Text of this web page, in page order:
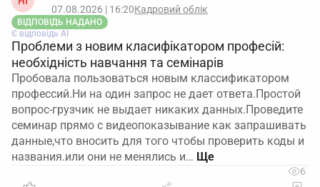
07.08.2026 | 16:20Кадровий облік
ВІДПОВІДЬ НАДАНО
Є відповідь АІ
Проблеми з новим класифікатором професій:
необхідність навчання та семінарів
Пробовала пользоваться новым классификатором
профессий.Ни на один запрос не дает ответа.Простой
вопрос-грузчик не выдает никаких данных.Проведите
семинар прямо с видеопоказывание как запрашивать
данные,что вносить для того чтобы проверить коды и
названия.или они не менялись и…
6